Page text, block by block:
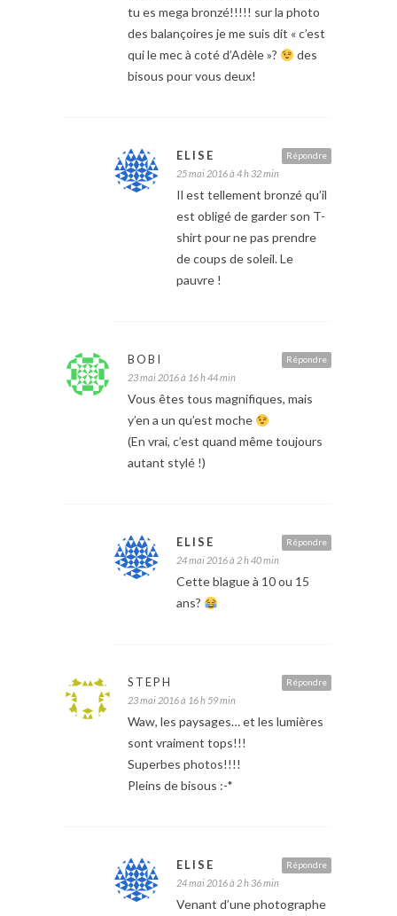
tu es mega bronzé!!!!! sur la photo
des balançoires je me suis dit « c’est
qui le mec à coté d’Adèle »?
des
bisous pour vous deux!
Répondre
ELISE
25 mai 2016 à 4 h 32 min
Il est tellement bronzé qu’il
est obligé de garder son T-
shirt pour ne pas prendre
de coups de soleil. Le
pauvre !
Répondre
BOBI
23 mai 2016 à 16 h 44 min
Vous êtes tous magnifiques, mais
y’en a un qu’est moche
(En vrai, c’est quand même toujours
autant stylé !)
Répondre
ELISE
24 mai 2016 à 2 h 40 min
Cette blague à 10 ou 15
ans?
Répondre
STEPH
23 mai 2016 à 16 h 59 min
Waw, les paysages… et les lumières
sont vraiment tops!!!
Superbes photos!!!!
Pleins de bisous :-*
Répondre
ELISE
24 mai 2016 à 2 h 36 min
Venant d’une photographe